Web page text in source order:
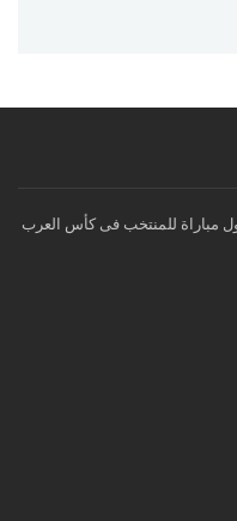
مباراة للمنتخب فى كأس العرب